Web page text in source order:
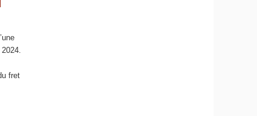
fret